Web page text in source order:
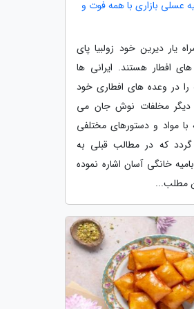
عسلی بازاری با همه فوت و
یار دیرین خود زولبیا پای
افطار هستند. ایرانی ها
را در وعده های افطاری خود
دیگر مخلفات نوش جان می
با مواد و دستورهای مختلفی
که در مطالب قبلی به
خانگی آسان اشاره نموده
مطلب...